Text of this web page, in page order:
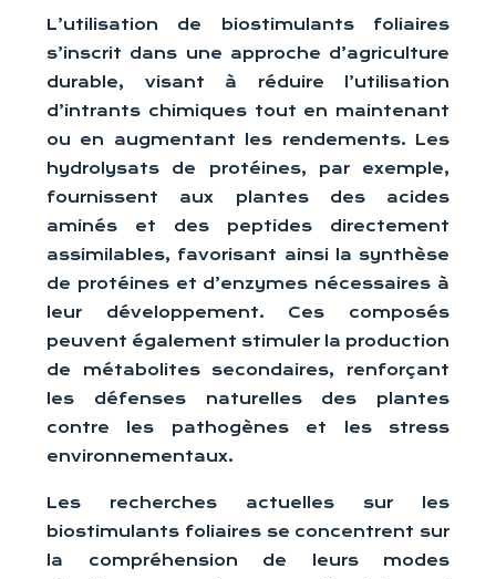
L’utilisation de biostimulants foliaires
s’inscrit dans une approche d’agriculture
durable, visant à réduire l’utilisation
d’intrants chimiques tout en maintenant
ou en augmentant les rendements. Les
hydrolysats de protéines, par exemple,
fournissent aux plantes des acides
aminés et des peptides directement
assimilables, favorisant ainsi la synthèse
de protéines et d’enzymes nécessaires à
leur développement. Ces composés
peuvent également stimuler la production
de métabolites secondaires, renforçant
les défenses naturelles des plantes
contre les pathogènes et les stress
environnementaux.
Les recherches actuelles sur les
biostimulants foliaires se concentrent sur
la compréhension de leurs modes